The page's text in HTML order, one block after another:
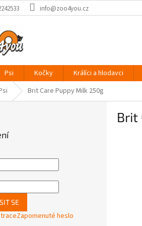
info@zoo4you.cz
Psi Kočky Králíci a hlodavci
Brit Care Puppy Milk 250g
SE
Zapomenuté heslo
Brit